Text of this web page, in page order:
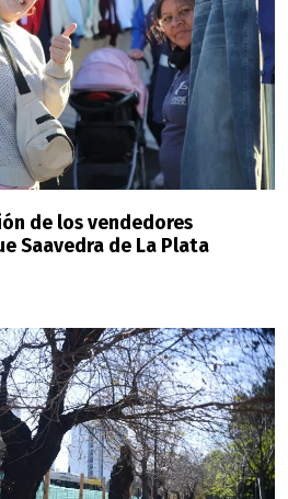
de los vendedores
Saavedra de La Plata